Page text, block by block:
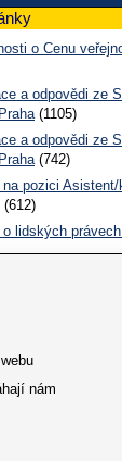
o Cenu
a odpovědi ze
(1105)
a odpovědi ze
(742)
pozici
(612)
lidských
a odpovědi na
SONS
nám